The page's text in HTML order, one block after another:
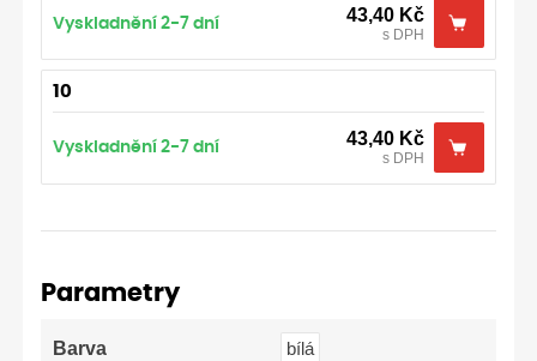
Vyskladnění 2-7 dní 43,40 Kč
s DPH
10
Vyskladnění 2-7 dní 43,40 Kč
s DPH
Parametry
Barva bílá